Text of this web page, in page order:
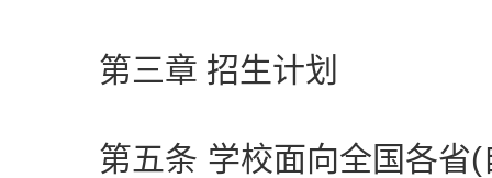
第三章 招生计划
第五条 学校面向全国各省(